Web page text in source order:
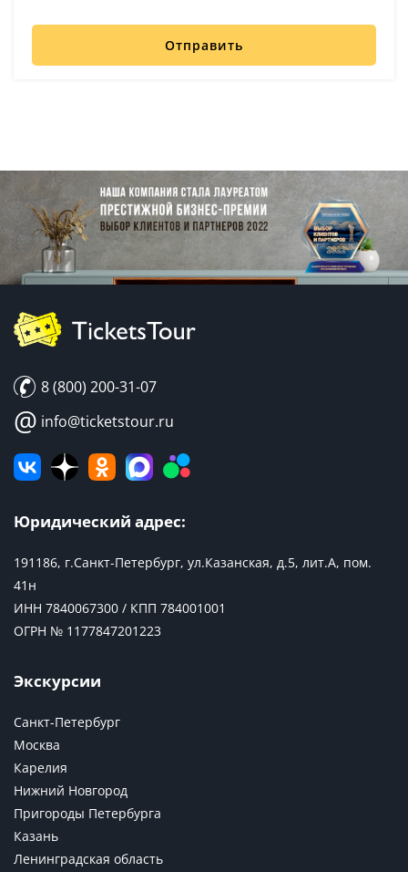
Отправить
8 (800) 200-31-07
@ info@ticketstour.ru
Юридический адрес:
191186, г.Санкт-Петербург, ул.Казанская, д.5, лит.А, пом.
41н
ИНН 7840067300 / КПП 784001001
ОГРН № 1177847201223
Экскурсии
Санкт-Петербург
Москва
Карелия
Нижний Новгород
Пригороды Петербурга
Казань
Ленинградская область